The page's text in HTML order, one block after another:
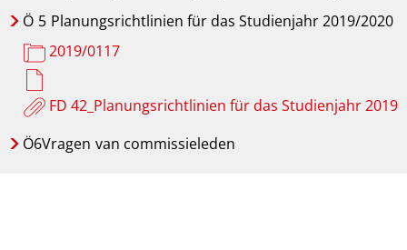
Ö 5 Planungsrichtlinien für das Studienjahr 2019/2020
2019/0117
FD 42_Planungsrichtlinien für das Studienjahr 2019
Ö6Vragen van commissieleden